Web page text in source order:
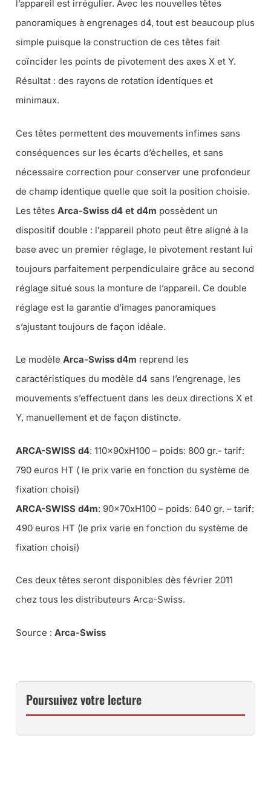
l’appareil est irrégulier. Avec les nouvelles têtes
panoramiques à engrenages d4, tout est beaucoup plus
simple puisque la construction de ces têtes fait
coïncider les points de pivotement des axes X et Y.
Résultat : des rayons de rotation identiques et
minimaux.
Ces têtes permettent des mouvements infimes sans
conséquences sur les écarts d’échelles, et sans
nécessaire correction pour conserver une profondeur
de champ identique quelle que soit la position choisie.
Les têtes Arca-Swiss d4 et d4m possèdent un
dispositif double : l’appareil photo peut être aligné à la
base avec un premier réglage, le pivotement restant lui
toujours parfaitement perpendiculaire grâce au second
réglage situé sous la monture de l’appareil. Ce double
réglage est la garantie d’images panoramiques
s’ajustant toujours de façon idéale.
Le modèle Arca-Swiss d4m reprend les
caractéristiques du modèle d4 sans l’engrenage, les
mouvements s’effectuent dans les deux directions X et
Y, manuellement et de façon distincte.
ARCA-SWISS d4: 110x90xH100 – poids: 800 gr.- tarif:
790 euros HT ( le prix varie en fonction du système de
fixation choisi)
ARCA-SWISS d4m: 90x70xH100 – poids: 640 gr. – tarif:
490 euros HT (le prix varie en fonction du système de
fixation choisi)
Ces deux têtes seront disponibles dès février 2011
chez tous les distributeurs Arca-Swiss.
Source : Arca-Swiss
Poursuivez votre lecture